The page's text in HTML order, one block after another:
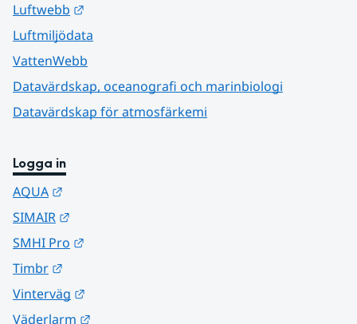
Luftwebb
Luftmiljödata
VattenWebb
Datavärdskap, oceanografi och marinbiologi
Datavärdskap för atmosfärkemi
Logga in
AQUA
SIMAIR
SMHI Pro
Timbr
Vinterväg
Väderlarm